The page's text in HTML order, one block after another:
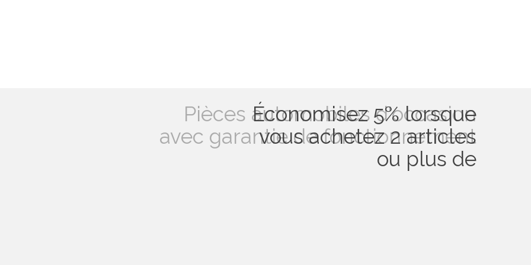
Économisez 5% lorsque
vous achetez 2 articles
ou plus de
Pièces automobiles d'occasion
avec garantie de fonctionnement